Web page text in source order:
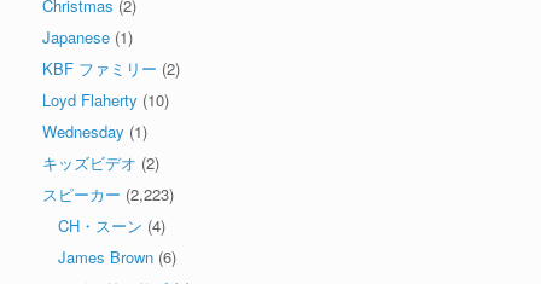
Christmas (2)
Japanese (1)
KBF ファミリー (2)
Loyd Flaherty (10)
Wednesday (1)
キッズビデオ (2)
スピーカー (2,223)
CH・スーン (4)
James Brown (6)